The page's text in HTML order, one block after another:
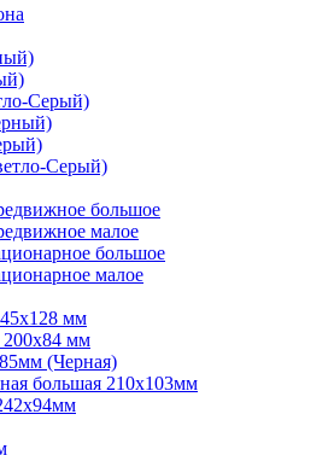
Серый)
Серый)
большое
малое
большое
малое
мм
200х84 мм
(Черная)
большая 210х103мм